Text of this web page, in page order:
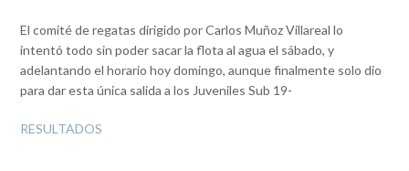
El comité de regatas dirigido por Carlos Muñoz Villareal lo
intentó todo sin poder sacar la flota al agua el sábado, y
adelantando el horario hoy domingo, aunque finalmente solo dio
para dar esta única salida a los Juveniles Sub 19-
RESULTADOS